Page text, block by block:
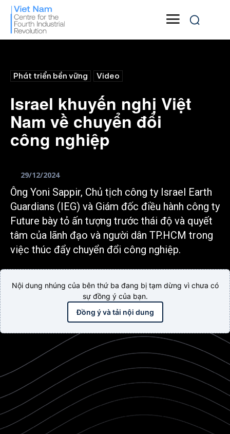
Phát triển bền vững Video
Israel khuyến nghị Việt
Nam về chuyển đổi
công nghiệp
29/12/2024
Ông Yoni Sappir, Chủ tịch công ty Israel Earth
Guardians (IEG) và Giám đốc điều hành công ty
Future bày tỏ ấn tượng trước thái độ và quyết
tâm của lãnh đạo và người dân TP.HCM trong
việc thúc đẩy chuyển đổi công nghiệp.
Nội dung nhúng của bên thứ ba đang bị tạm dừng vì chưa có
sự đồng ý của bạn.
Đồng ý và tải nội dung